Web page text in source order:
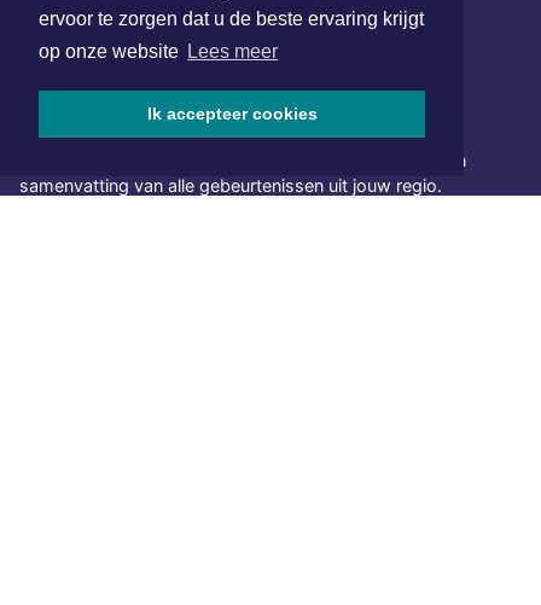
ervoor te zorgen dat u de beste ervaring krijgt
op onze website Lees meer
Ik accepteer cookies
SOCIAL MEDIA
NIEUWSBRIEF AANMELDEN
Schrijf je in voor onze nieuwsbrief en krijg wekelijks een
samenvatting van alle gebeurtenissen uit jouw regio.